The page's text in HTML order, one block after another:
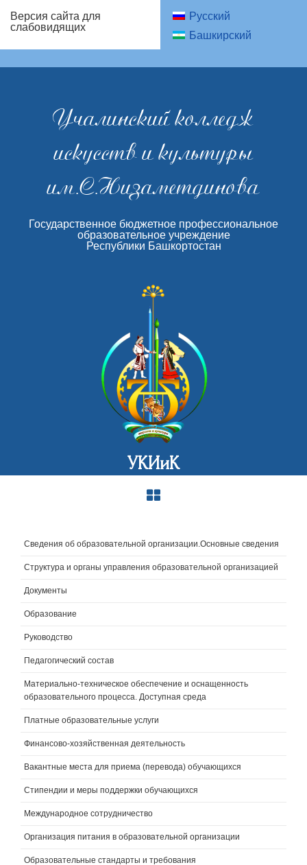
Версия сайта для
слабовидящих
Русский
Башкирский
Учалинский колледж
искусств и культуры
им.С.Низаметдинова
Государственное бюджетное профессиональное
образовательное учреждение
Республики Башкортостан
УКИиК
Сведения об образовательной организации.Основные сведения
Структура и органы управления образовательной организацией
Документы
Образование
Руководство
Педагогический состав
Материально-техническое обеспечение и оснащенность
образовательного процесса. Доступная среда
Платные образовательные услуги
Финансово-хозяйственная деятельность
Вакантные места для приема (перевода) обучающихся
Стипендии и меры поддержки обучающихся
Международное сотрудничество
Организация питания в образовательной организации
Образовательные стандарты и требования